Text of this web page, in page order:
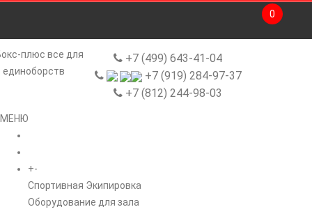
+7 (499) 643-41-04
+7 (919) 284-97-37
+7 (812) 244-98-03
0
МЕНЮ
+-
Спортивная Экипировка
Оборудование для зала